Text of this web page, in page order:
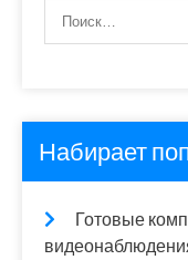
Набирает
Готовые